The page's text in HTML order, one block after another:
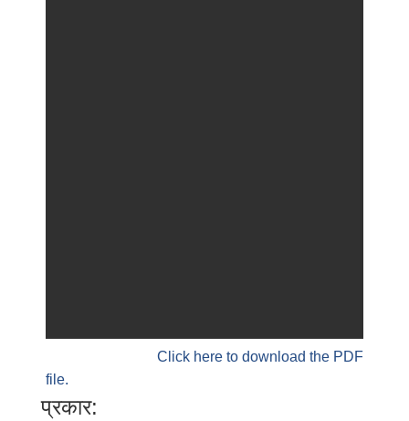
Click here to download the PDF
file.
प्रकार: